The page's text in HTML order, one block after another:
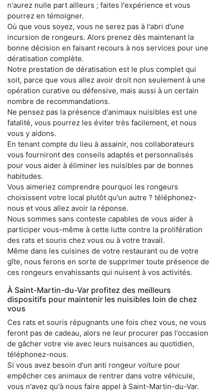
n'aurez nulle part ailleurs ; faites l'expérience et vous
pourrez en témoigner.
Où que vous soyez, vous ne serez pas à l'abri d'une
incursion de rongeurs. Alors prenez dès maintenant la
bonne décision en faisant recours à nos services pour une
dératisation complète.
Notre prestation de dératisation est le plus complet qui
soit, parce que vous allez avoir droit non seulement à une
opération curative ou défensive, mais aussi à un certain
nombre de recommandations.
Ne pensez pas la présence d'animaux nuisibles est une
fatalité, vous pourrez les éviter très facilement, et nous
vous y aidons.
En tenant compte du lieu à assainir, nos collaborateurs
vous fourniront des conseils adaptés et personnalisés
pour vous aider à éliminer les nuisibles par de bonnes
habitudes.
Vous aimeriez comprendre pourquoi les rongeurs
choisissent votre local plutôt qu'un autre ? téléphonez-
nous et vous allez avoir la réponse.
Nous sommes sans conteste capables de vous aider à
participer vous-même à cette lutte contre la prolifération
des rats et souris chez vous ou à votre travail.
Même dans les cuisines de votre restaurant ou de votre
gîte, nous ferons en sorte de supprimer toute présence de
ces rongeurs envahissants qui nuisent à vos activités.
À Saint-Martin-du-Var profitez des meilleurs
dispositifs pour maintenir les nuisibles loin de chez
vous
Ces rats et souris répugnants une fois chez vous, ne vous
feront pas de cadeau, alors ne leur procurer pas l'occasion
de gâcher votre vie avec leurs nuisances au quotidien,
téléphonez-nous.
Si vous avez besoin d'un anti rongeur voiture pour
empêcher ces animaux de rentrer dans votre véhicule,
vous n'avez qu'à nous faire appel à Saint-Martin-du-Var.